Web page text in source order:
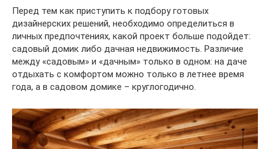
Перед тем как приступить к подбору готовых
дизайнерских решений, необходимо определиться в
личных предпочтениях, какой проект больше подойдет:
садовый домик либо дачная недвижимость. Различие
между «садовым» и «дачным» только в одном: на даче
отдыхать с комфортом можно только в летнее время
года, а в садовом домике – круглогодично.